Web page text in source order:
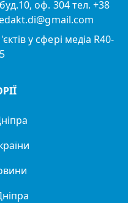
оф. 304 тел. +38
у сфері медіа R40-